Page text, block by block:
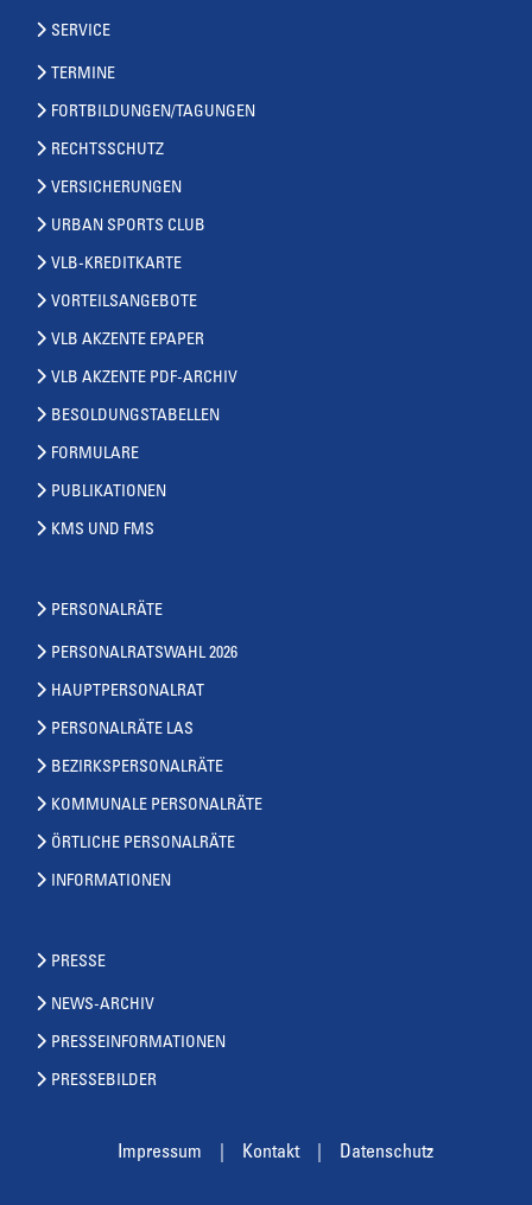
SERVICE
TERMINE
FORTBILDUNGEN/TAGUNGEN
RECHTSSCHUTZ
VERSICHERUNGEN
URBAN SPORTS CLUB
VLB-KREDITKARTE
VORTEILSANGEBOTE
VLB AKZENTE EPAPER
VLB AKZENTE PDF-ARCHIV
BESOLDUNGSTABELLEN
FORMULARE
PUBLIKATIONEN
KMS UND FMS
PERSONALRÄTE
PERSONALRATSWAHL 2026
HAUPTPERSONALRAT
PERSONALRÄTE LAS
BEZIRKSPERSONALRÄTE
KOMMUNALE PERSONALRÄTE
ÖRTLICHE PERSONALRÄTE
INFORMATIONEN
PRESSE
NEWS-ARCHIV
PRESSEINFORMATIONEN
PRESSEBILDER
Impressum Kontakt Datenschutz